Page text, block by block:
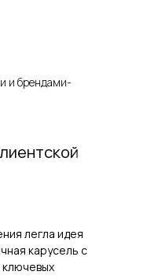
и брендами-
легла идея
карусель с